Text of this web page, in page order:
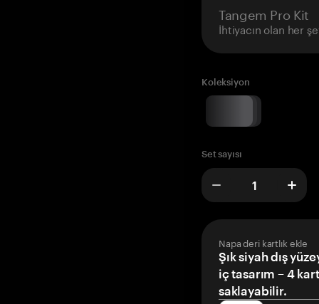
Tangem Pro Kit
İhtiyacın olan her
Koleksiyon
Set sayısı
Napa deri kartlık ekle
Şık siyah dış
iç tasarım – 4
saklayabilir.